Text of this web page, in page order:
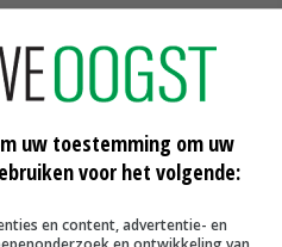
te groot is
doet tegen de
de argumenten van
uw toestemming om uw
voor het volgende:
en content, advertentie- en